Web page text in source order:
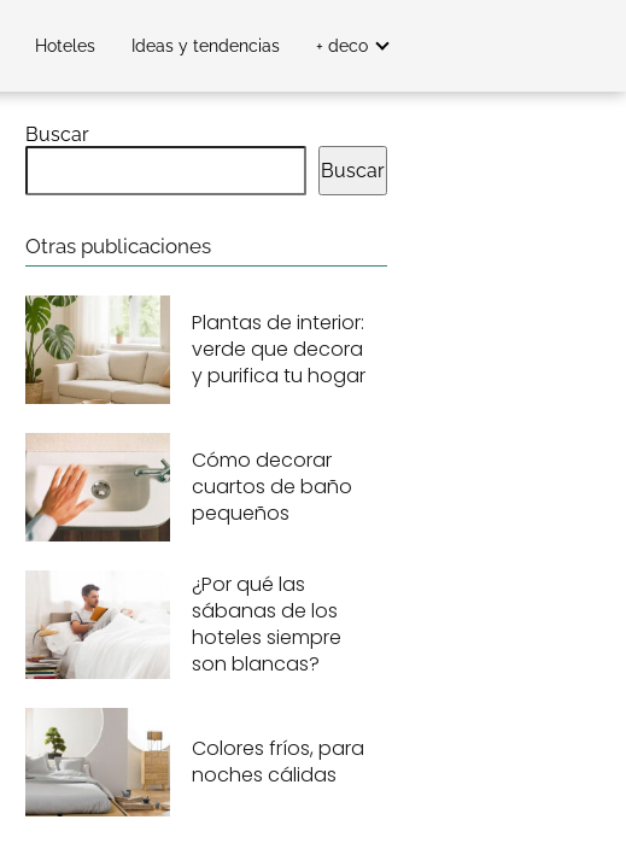
Hoteles Ideas y tendencias + deco
Buscar
Buscar
Otras publicaciones
Plantas de interior:
verde que decora
y purifica tu hogar
Cómo decorar
cuartos de baño
pequeños
¿Por qué las
sábanas de los
hoteles siempre
son blancas?
Colores fríos, para
noches cálidas